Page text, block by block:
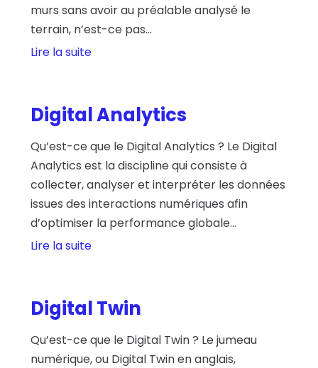
murs sans avoir au préalable analysé le
terrain, n’est-ce pas...
Lire la suite
Digital Analytics
Qu’est-ce que le Digital Analytics ? Le Digital
Analytics est la discipline qui consiste à
collecter, analyser et interpréter les données
issues des interactions numériques afin
d’optimiser la performance globale...
Lire la suite
Digital Twin
Qu’est-ce que le Digital Twin ? Le jumeau
numérique, ou Digital Twin en anglais,